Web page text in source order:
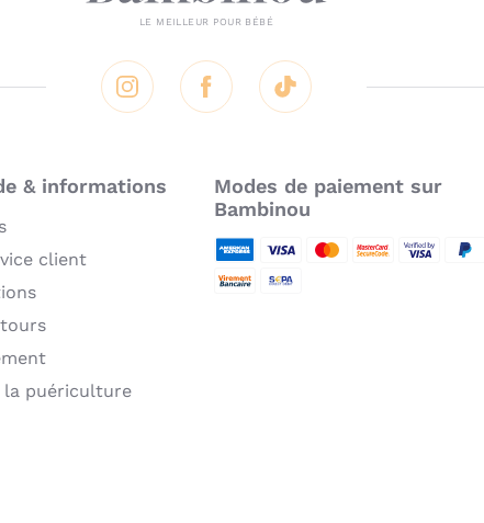
Instagram Facebook Tik Tok
& informations
client
la puériculture
Modes de paiement sur
Bambinou
American Express
Visa